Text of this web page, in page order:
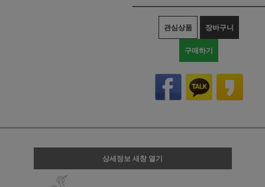
관심상품 장바구니
구매하기
상세정보 새창 열기